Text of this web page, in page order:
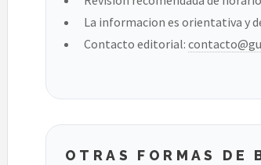
La informacion es orientativa y
Contacto editorial:
OTRAS FORMAS DE